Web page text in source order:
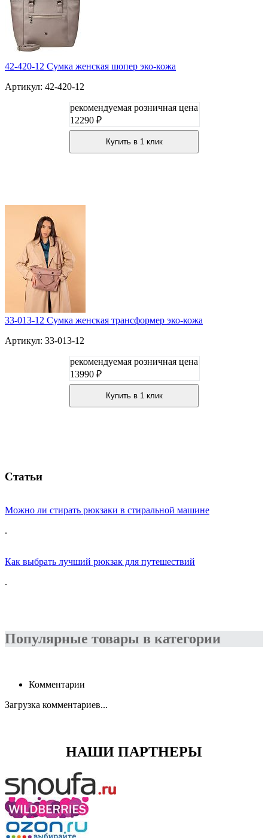
42-420-12 Сумка женская шопер эко-кожа
Артикул: 42-420-12
рекомендуемая розничная цена
12290 ₽
Купить в 1 клик
33-013-12 Сумка женская трансформер эко-кожа
Артикул: 33-013-12
рекомендуемая розничная цена
13990 ₽
Купить в 1 клик
Статьи
Можно ли стирать рюкзаки в стиральной машине
.
Как выбрать лучший рюкзак для путешествий
.
Популярные товары в категории
Комментарии
Загрузка комментариев...
НАШИ ПАРТНЕРЫ